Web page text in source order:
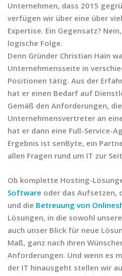
Unternehmen, dass 2015
verfügen wir über eine über
Expertise. Ein Gegensatz?
logische Folge.
Denn Gründer Christian Hain
Unternehmensseite in
Positionen tätig. Aus der
hat er einen Bedarf auf
Gemäß den Anforderungen,
Unternehmensvertreter an
hat er dann eine Full-Service-
Ergebnis ist senByte, ein
allen Fragen rund um IT zur
Ob komplette Hosting-
Software oder das Aufsetzen,
und die Betreuung von
Lösungen, in die sowohl
auch unser Blick für neue
Maß, ganz nach ihren
Anforderungen. Und wenn es
der IT hinausgeht stellen wir